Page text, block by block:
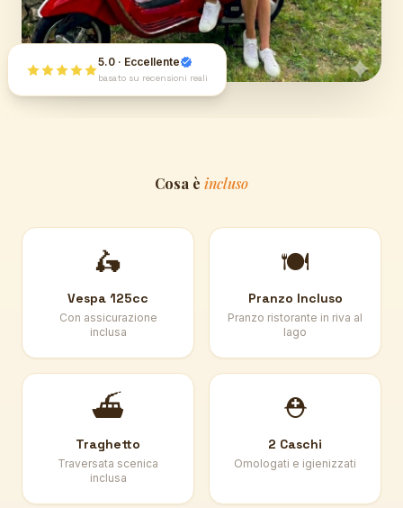
5.0 · Eccellente
basato su recensioni reali
Cosa è incluso
🛵
Vespa 125cc
Con assicurazione
inclusa
🍽️
Pranzo Incluso
Pranzo ristorante in riva al
lago
⛴️
Traghetto
Traversata scenica
inclusa
⛑️
2 Caschi
Omologati e igienizzati